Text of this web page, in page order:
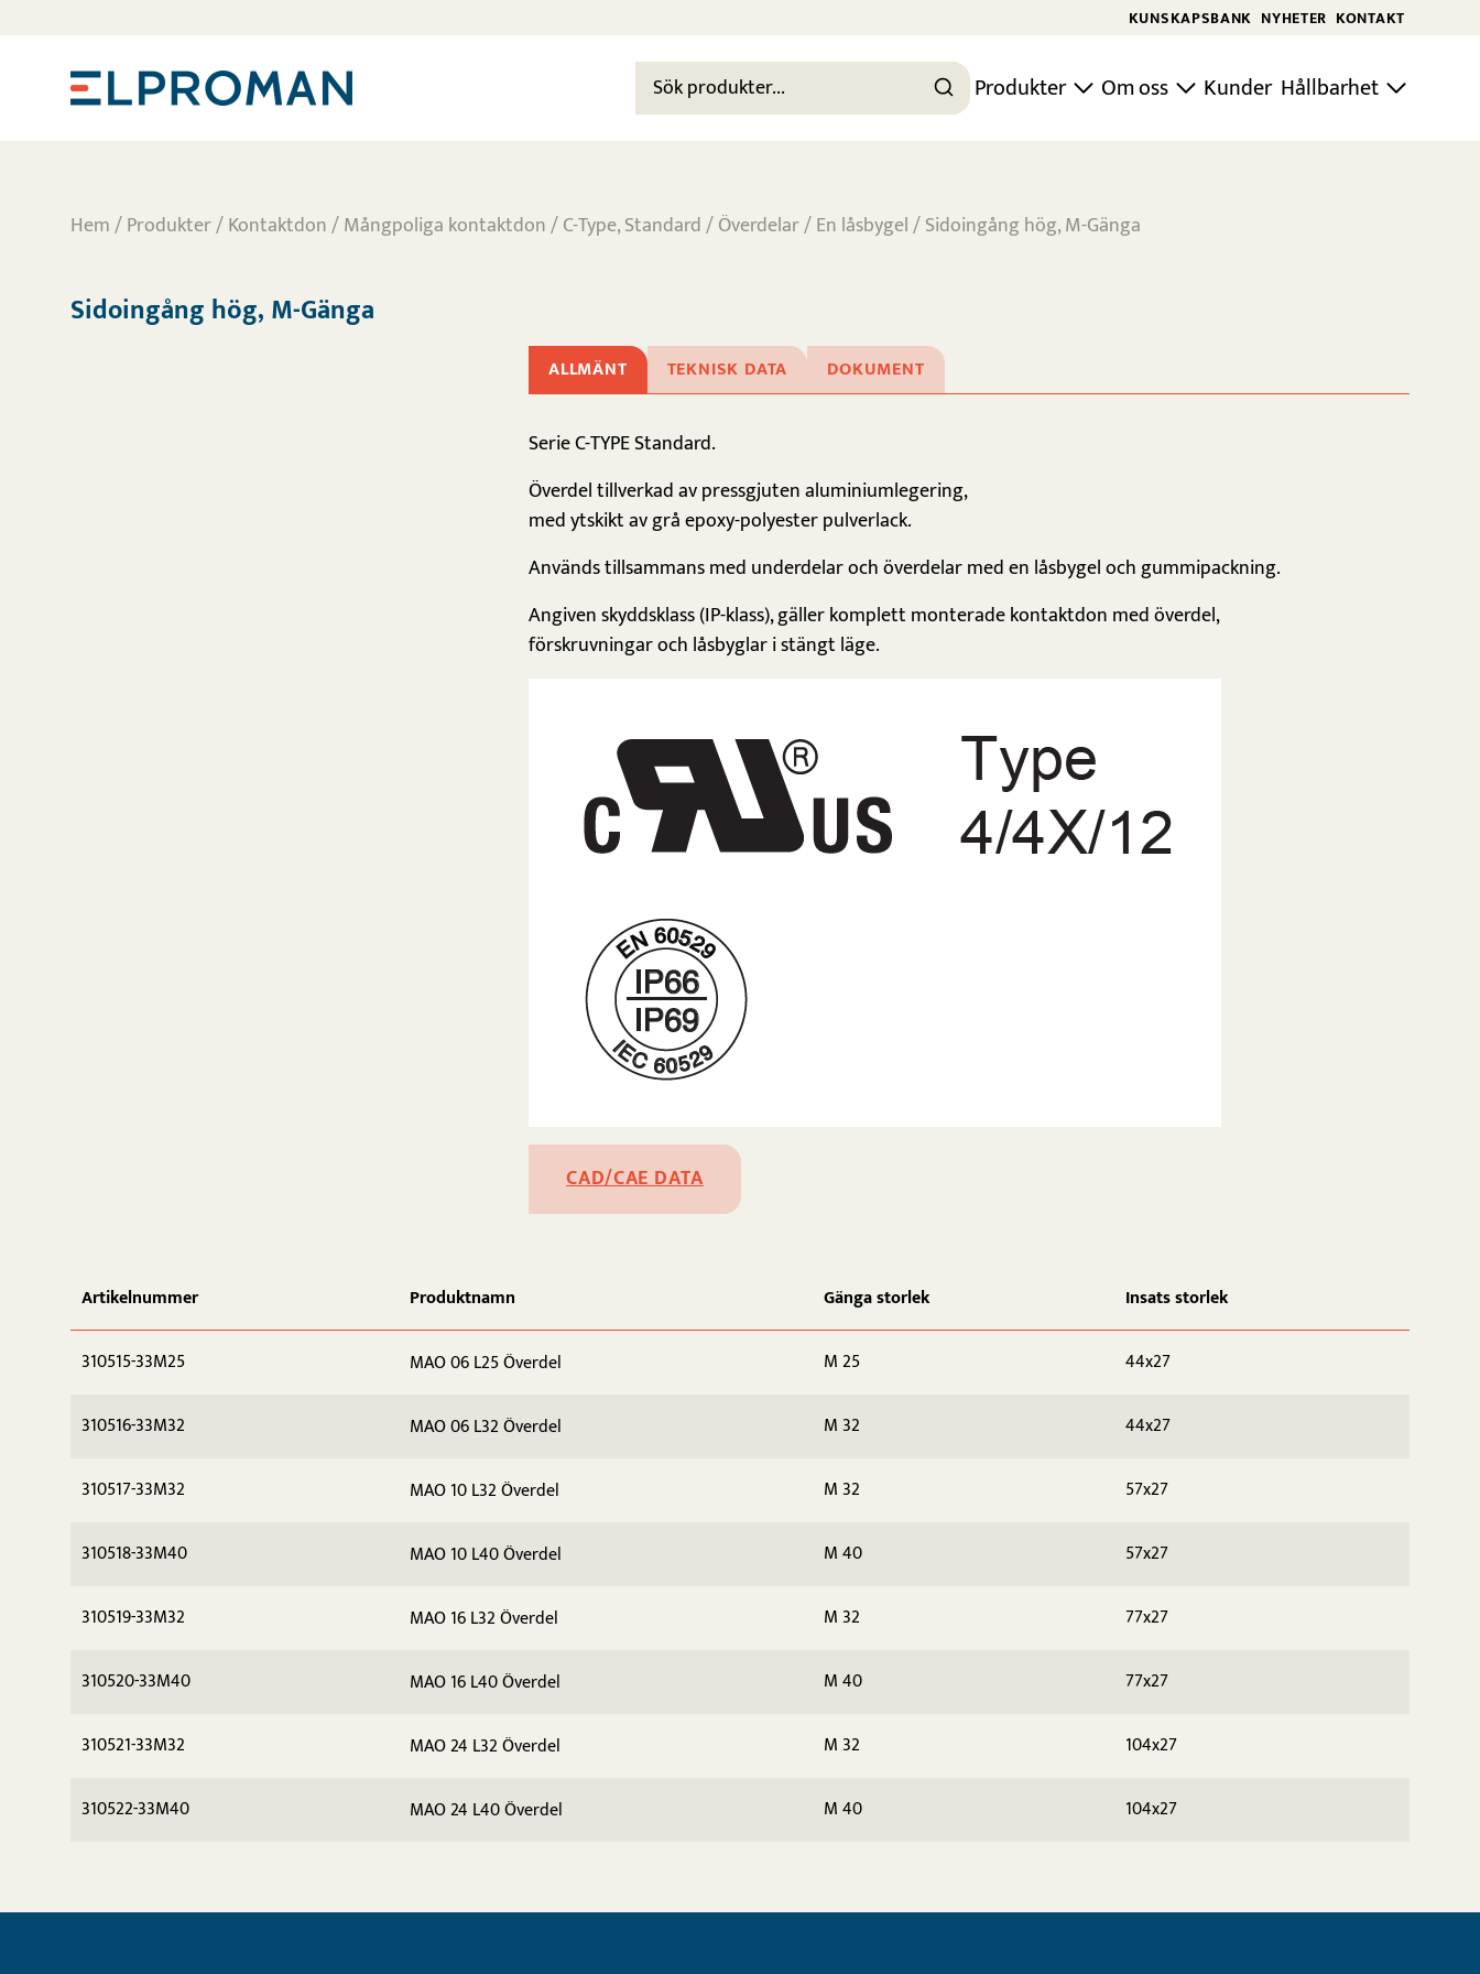
KUNSKAPSBANK NYHETER KONTAKT
Produkter Om oss Kunder Hållbarhet
Hem/Produkter/Kontaktdon/Mångpoliga kontaktdon/C-Type, Standard/Överdelar/En låsbygel/ Sidoingång hög, M-Gänga
Sidoingång hög, M-Gänga
ALLMÄNT TEKNISK DATA DOKUMENT
Serie C-TYPE Standard.
Överdel tillverkad av pressgjuten aluminiumlegering,
med ytskikt av grå epoxy-polyester pulverlack.
Används tillsammans med underdelar och överdelar med en låsbygel och gummipackning.
Angiven skyddsklass (IP-klass), gäller komplett monterade kontaktdon med överdel,
förskruvningar och låsbyglar i stängt läge.
CAD/CAE DATA
Artikelnummer Produktnamn Gänga storlek Insats storlek
310515-33M25 MAO 06 L25 Överdel M 25 44x27
310516-33M32 MAO 06 L32 Överdel M 32 44x27
310517-33M32 MAO 10 L32 Överdel M 32 57x27
310518-33M40 MAO 10 L40 Överdel M 40 57x27
310519-33M32 MAO 16 L32 Överdel M 32 77x27
310520-33M40 MAO 16 L40 Överdel M 40 77x27
310521-33M32 MAO 24 L32 Överdel M 32 104x27
310522-33M40 MAO 24 L40 Överdel M 40 104x27